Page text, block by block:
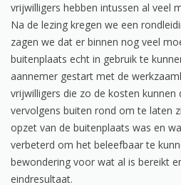
vrijwilligers hebben intussen al veel
Na de lezing kregen we een
zagen we dat er binnen nog veel
buitenplaats echt in gebruik te
aannemer gestart met de
vrijwilligers die zo de kosten kunnen
vervolgens buiten rond om te laten
opzet van de buitenplaats was en
verbeterd om het beleefbaar te
bewondering voor wat al is bereikt
eindresultaat.